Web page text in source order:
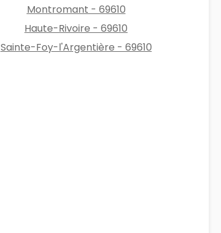
Montromant - 69610
Haute-Rivoire - 69610
Sainte-Foy-l'Argentière - 69610